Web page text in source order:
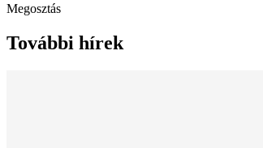
Megosztás
További hírek